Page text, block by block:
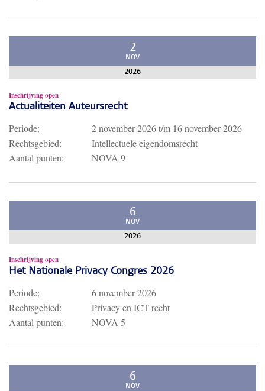
2
NOV
2026
Inschrijving open
Actualiteiten Auteursrecht
Periode: 2 november 2026t/m 16 november 2026
Rechtsgebied:
Intellectuele eigendomsrecht
Aantal punten:
NOVA 9
6
NOV
2026
Inschrijving open
Het Nationale Privacy Congres 2026
Periode:
6 november 2026
Rechtsgebied:
Privacy en ICT recht
Aantal punten:
NOVA 5
6
NOV